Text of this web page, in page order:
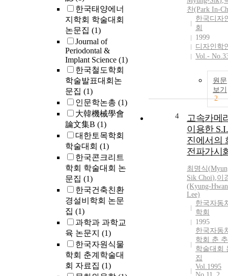
한국태양에너
지학회 학술대회
논문집 (1)
Journal of
Periodontal &
Implant Science (1)
한국철도학회
학술발표대회논
문집 (1)
인문학논총 (1)
大韓機械學會
論文集B (1)
대한토목학회
학술대회 (1)
한국콘크리트
학회 학술대회 논
문집 (1)
한국건축친환
경설비학회 논문
집 (1)
과학과 과학교
육 논문지 (1)
한국자원식물
학회 춘계학술대
회 자료집 (1)
찬(Park In-
한국디자
회
1999
디자인학
Vol.-
원문
보기
2
4
고속카메
이용한
진에서의
전파가시
최명식(
Sik Choi),이
(Kyung-Hwan
Lee)
한국자동
학회
1995
한국자동
학회 춘
학술대회
집
Vol.1995